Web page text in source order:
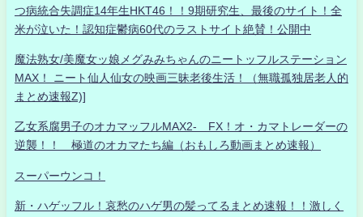
つ病統合失調症14年生HKT46！！9期研究生、最後のサイト！全
米が泣いた！認知症鬱病60代のラストサイト絶賛！公開中
魔法熟女/美魔女ッ娘メグみみちゃんのニートッフルステーション
MAX！ ニート仙人仙女の映画三昧老後生活！（無職孤独居老人的
まとめ速報Z)]
乙女系腐男子のオカマッフルMAX2- FX！オ・カマトレーダーの
逆襲！！ 極道のオカマたち編（おもしろ動画まとめ速報）
スーパーウンコ！
新・ハゲッフル！哀愁のハゲ男の髪ってるまとめ速報！！激しく